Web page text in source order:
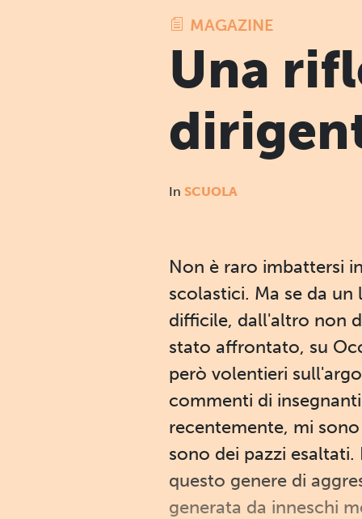
MAGAZINE
Una
In SCUOLA
Non è raro imbattersi
scolastici. Ma se da
difficile, dall'altro non
stato affrontato, su
però volentieri
commenti di
recentemente, mi
sono dei pazzi
questo genere di
generata da inneschi